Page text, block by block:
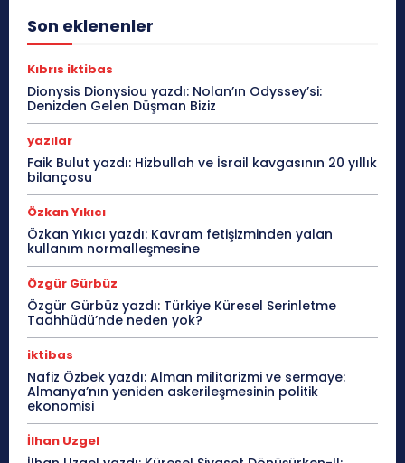
Son eklenenler
Kıbrıs iktibas
Dionysis Dionysiou yazdı: Nolan’ın Odyssey’si:
Denizden Gelen Düşman Biziz
yazılar
Faik Bulut yazdı: Hizbullah ve İsrail kavgasının 20 yıllık
bilançosu
Özkan Yıkıcı
Özkan Yıkıcı yazdı: Kavram fetişizminden yalan
kullanım normalleşmesine
Özgür Gürbüz
Özgür Gürbüz yazdı: Türkiye Küresel Serinletme
Taahhüdü’nde neden yok?
iktibas
Nafiz Özbek yazdı: Alman militarizmi ve sermaye:
Almanya’nın yeniden askerileşmesinin politik
ekonomisi
İlhan Uzgel